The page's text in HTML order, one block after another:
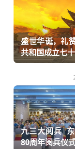
盛世华诞，礼
共和国成立七
九三大阅兵│
80周年阅兵仪